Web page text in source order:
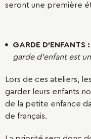
seront une première
GARDE D’ENFANTS :
garde d’enfant est
Lors de ces ateliers,
garder leurs enfants
de la petite enfance
de français.